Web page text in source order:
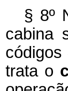
§ 8º
cabina
códigos
trata o